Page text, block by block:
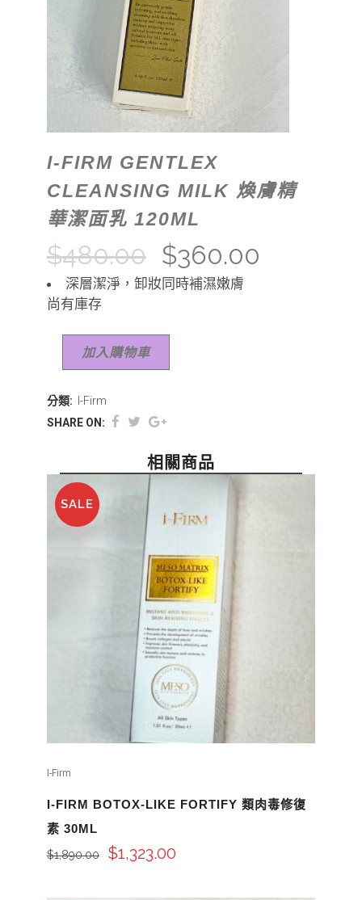
I-FIRM GENTLEX
CLEANSING MILK 煥膚精
華潔面乳 120ML
$480.00 $360.00
深層潔淨，卸妝同時補濕嫩膚
尚有庫存
加入購物車
分類:
I-Firm
SHARE ON:
相關商品
SALE
I-Firm
I-FIRM BOTOX-LIKE FORTIFY 類肉毒修復
素 30ML
$1,890.00 $1,323.00